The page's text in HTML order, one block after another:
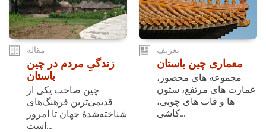
مقاله
زندگیِ مردم در چین
باستان
چین صاحب یکی از
قدیمی‌ترین فرهنگ‌های
شناخته‌شدۀ جهان تا امروز
است...
تعریف
معماری چین باستان
مجموعه های محصور،
عمارت های مرتفع، ستون
ها و قاب های چوبی،
کاشی...